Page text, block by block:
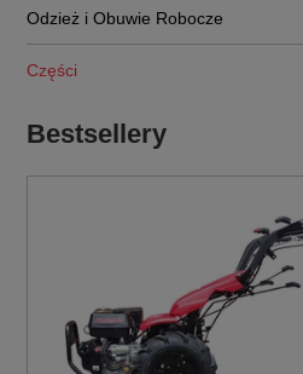
Odzież i Obuwie Robocze
Części
Bestsellery